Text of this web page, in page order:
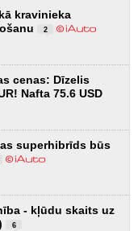
kravinieka
2
cenas: Dīzelis
Nafta 75.6 USD
superhibrīds būs
- kļūdu skaits uz
6